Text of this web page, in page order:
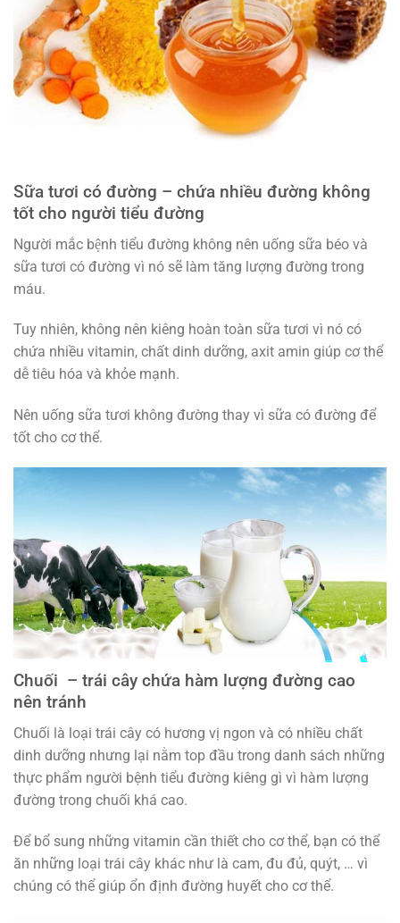
Sữa tươi có đường – chứa nhiều đường không
tốt cho người tiểu đường
Người mắc bệnh tiểu đường không nên uống sữa béo và
sữa tươi có đường vì nó sẽ làm tăng lượng đường trong
máu.
Tuy nhiên, không nên kiêng hoàn toàn sữa tươi vì nó có
chứa nhiều vitamin, chất dinh dưỡng, axit amin giúp cơ thể
dễ tiêu hóa và khỏe mạnh.
Nên uống sữa tươi không đường thay vì sữa có đường để
tốt cho cơ thể.
Chuối – trái cây chứa hàm lượng đường cao
nên tránh
Chuối là loại trái cây có hương vị ngon và có nhiều chất
dinh dưỡng nhưng lại nằm top đầu trong danh sách những
thực phẩm người bệnh tiểu đường kiêng gì vì hàm lượng
đường trong chuối khá cao.
Để bổ sung những vitamin cần thiết cho cơ thể, bạn có thể
ăn những loại trái cây khác như là cam, đu đủ, quýt, … vì
chúng có thể giúp ổn định đường huyết cho cơ thể.